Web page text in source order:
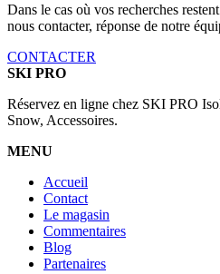
Dans le cas où vos recherches
nous contacter, réponse de notre
CONTACTER
SKI PRO
Réservez en ligne chez SKI PRO
Snow, Accessoires.
MENU
Accueil
Contact
Le magasin
Commentaires
Blog
Partenaires